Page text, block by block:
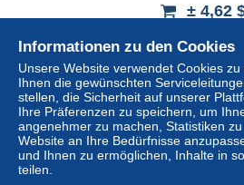
± 4,62
Status
Neu
Informationen zu den Cookies
Unsere Website verwendet Cookies
Ihnen die gewünschten
stellen, die Sicherheit auf unserer
Ihre Präferenzen zu speichern, um
angenehmer zu machen, Statistiken
Website an Ihre Bedürfnisse
und Ihnen zu ermöglichen, Inhalte in
teilen.